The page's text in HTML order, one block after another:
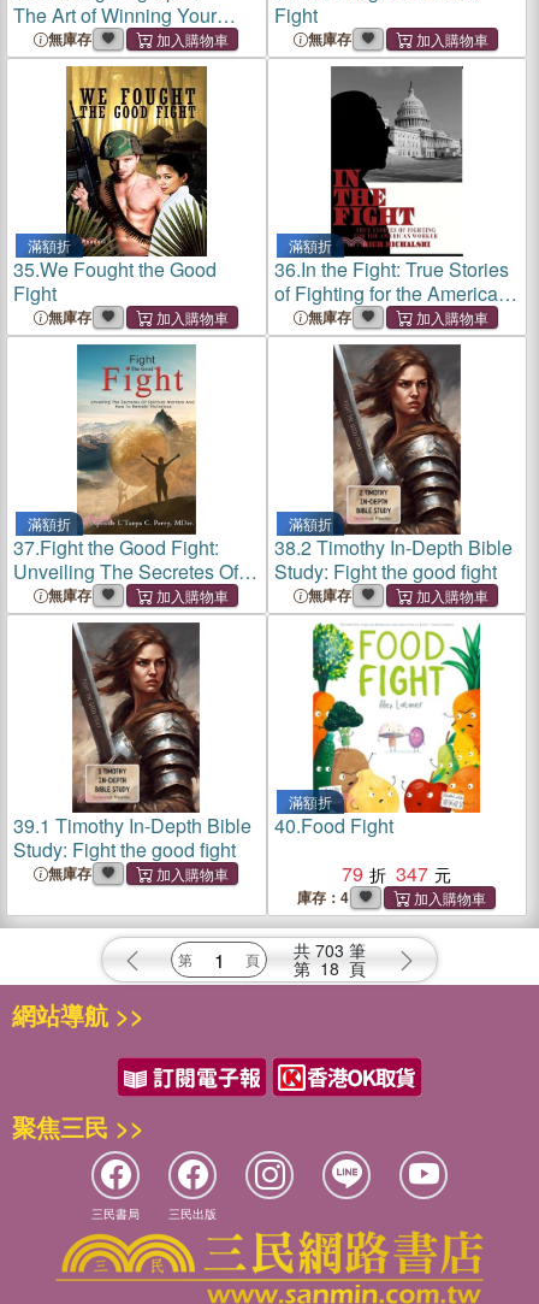
The Art of Winning Your
Fight無庫存
Fight
無庫存
滿額折
35.We Fought the Good
Fight
無庫存
滿額折
36.In the Fight: True Stories
of Fighting for the American
Worker
無庫存
滿額折
37.Fight the Good Fight:
Unveiling The Secretes Of
Spiritual Warfare And How
To Remain Victorious
無庫存
滿額折
38.2 Timothy In-Depth Bible
Study: Fight the good fight
無庫存
39.1 Timothy In-Depth Bible
Study: Fight the good fight
無庫存
滿額折
40.Food Fight
79
347
庫存：4
共 703 筆
第 18 頁
網站導航 >>
聚焦三民 >>
三民書局 三民出版